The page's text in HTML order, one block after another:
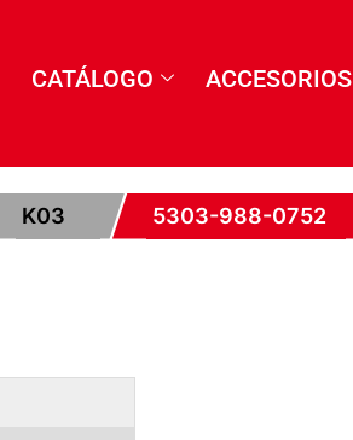
CATÁLOGO ACCESORIOS
K03 5303-988-0752